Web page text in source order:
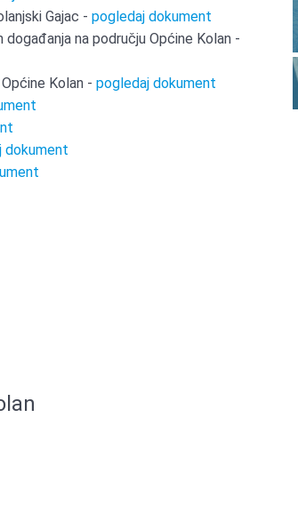
Gajac -pogledaj dokument
na području Općine Kolan -
Općine Kolan -pogledaj dokument
dokument